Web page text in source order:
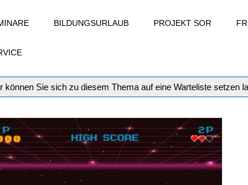
BILDUNGSURLAUB PROJEKT SOR
Sie sich zu diesem Thema auf eine Warteliste setzen